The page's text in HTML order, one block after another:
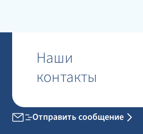
Наши
контакты
Отправить сообщение